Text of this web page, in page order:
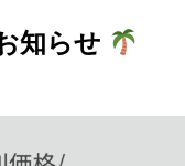
知らせ